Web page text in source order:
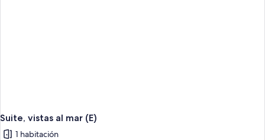
Suite, vistas al mar (E)
1 habitación